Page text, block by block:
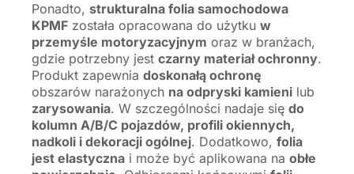
Ponadto, strukturalna folia samochodowa
KPMF została opracowana do użytku w
przemyśle motoryzacyjnym oraz w branżach,
gdzie potrzebny jest czarny materiał ochronny.
Produkt zapewnia doskonałą ochronę
obszarów narażonych na odpryski kamieni lub
zarysowania. W szczególności nadaje się do
kolumn A/B/C pojazdów, profili okiennych,
nadkoli i dekoracji ogólnej. Dodatkowo, folia
jest elastyczna i może być aplikowana na obłe